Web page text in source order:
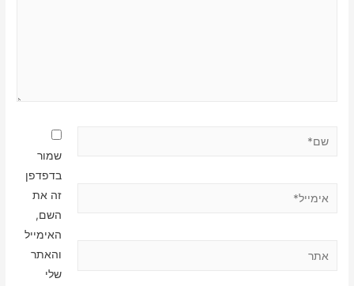
שמור
בדפדפן
זה את
השם,
האימייל
והאתר
שלי